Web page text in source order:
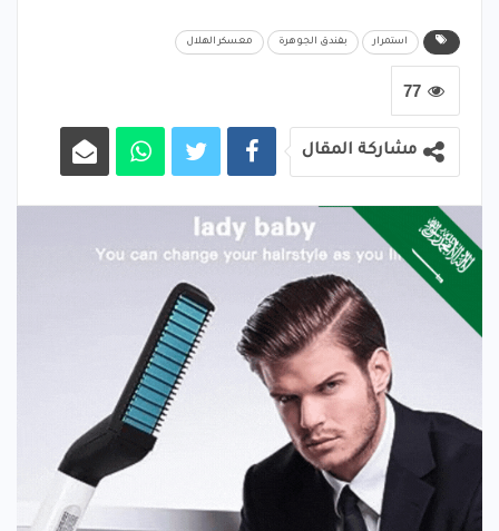
استمرار بفندق الجوهرة معسكر الهلال
77
مشاركة المقال